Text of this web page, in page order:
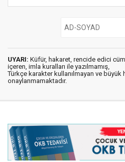
UYARI: Küfür, hakaret, rencide edici
içeren, imla kuralları ile yazılmamış,
Türkçe karakter kullanılmayan ve büyük
onaylanmamaktadır.